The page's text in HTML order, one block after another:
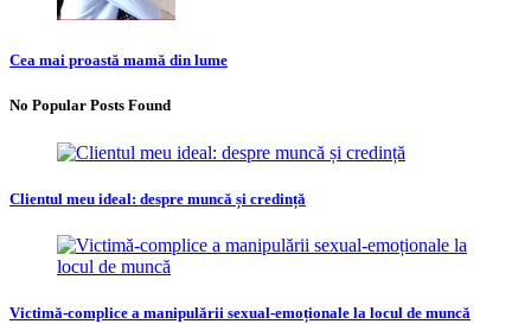
Cea mai proastă mamă din lume
No Popular Posts Found
Clientul meu ideal: despre muncă și credință
Victimă-complice a manipulării sexual-emoționale la locul de muncă